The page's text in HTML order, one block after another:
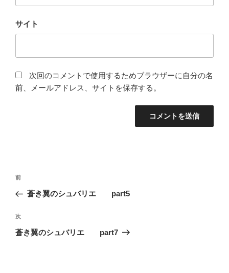
サイト
次回のコメントで使用するためブラウザーに自分の名
前、メールアドレス、サイトを保存する。
投
ナ
ビ
ゲ
前
の
稿
前
蒼き翼のシュバリエ part5
次
の
次
蒼き翼のシュバリエ part7